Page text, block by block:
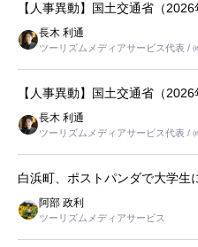
【人事異動】国土交通省（
長木 利通
ツーリズムメディアサービス代表 /
【人事異動】国土交通省（
長木 利通
ツーリズムメディアサービス代表 /
白浜町、ポストパンダで大学生
阿部 政利
ツーリズムメディアサービス